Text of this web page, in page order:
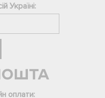
Україні:
оплати:
Телеграм